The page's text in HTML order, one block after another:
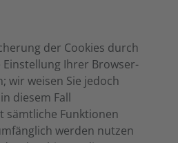
der Cookies durch
Ihrer Browser-
wir weisen Sie jedoch
diesem Fall
sämtliche Funktionen
werden nutzen